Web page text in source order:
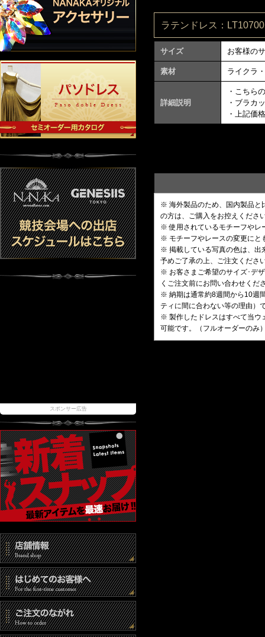
スポンサー広告
ラテンドレス：
サイズ お客様の
素材 ライクラ
詳細説明
・こちら
・ブラカ
・上記価
※ 海外製品のため、国内製品と
の方は、ご購入をお控えくださ
※ 使用されているモチーフやレ
※ モチーフやレースの変更にと
※ 掲載している写真の色は、出
予めご了承の上、ご注文くださ
※ お客さまご希望のサイズ･デ
くご注文前にお問い合わせくだ
※ 納期は通常約8週間から10週
ティに間に合わない等の理由）
※ 製作したドレスはすべて当ウ
可能です。（フルオーダーのみ